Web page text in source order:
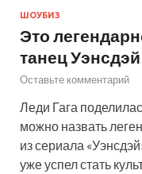
ШОУБИЗ
Это
танец
Оставьте комментарий
Леди Гага
можно назвать
из сериала
уже успел стать